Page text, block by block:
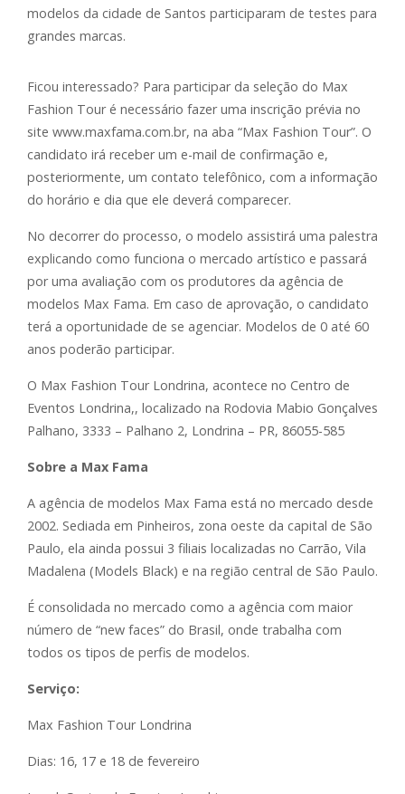
modelos da cidade de Santos participaram de testes para
grandes marcas.
Ficou interessado? Para participar da seleção do Max
Fashion Tour é necessário fazer uma inscrição prévia no
site www.maxfama.com.br, na aba “Max Fashion Tour”. O
candidato irá receber um e-mail de confirmação e,
posteriormente, um contato telefônico, com a informação
do horário e dia que ele deverá comparecer.
No decorrer do processo, o modelo assistirá uma palestra
explicando como funciona o mercado artístico e passará
por uma avaliação com os produtores da agência de
modelos Max Fama. Em caso de aprovação, o candidato
terá a oportunidade de se agenciar. Modelos de 0 até 60
anos poderão participar.
O Max Fashion Tour Londrina, acontece no Centro de
Eventos Londrina,, localizado na Rodovia Mabio Gonçalves
Palhano, 3333 – Palhano 2, Londrina – PR, 86055-585
Sobre a Max Fama
A agência de modelos Max Fama está no mercado desde
2002. Sediada em Pinheiros, zona oeste da capital de São
Paulo, ela ainda possui 3 filiais localizadas no Carrão, Vila
Madalena (Models Black) e na região central de São Paulo.
É consolidada no mercado como a agência com maior
número de “new faces” do Brasil, onde trabalha com
todos os tipos de perfis de modelos.
Serviço:
Max Fashion Tour Londrina
Dias: 16, 17 e 18 de fevereiro